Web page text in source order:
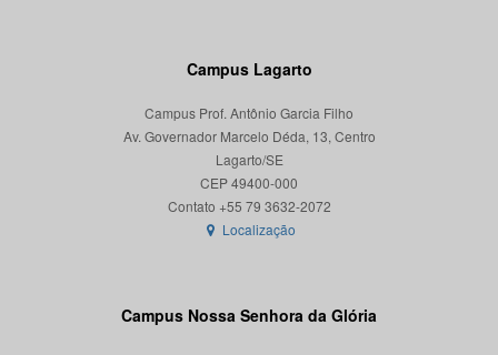
Campus Lagarto
Campus Prof. Antônio Garcia Filho
Av. Governador Marcelo Déda, 13, Centro
Lagarto/SE
CEP 49400-000
Localização
Campus Nossa Senhora da Glória